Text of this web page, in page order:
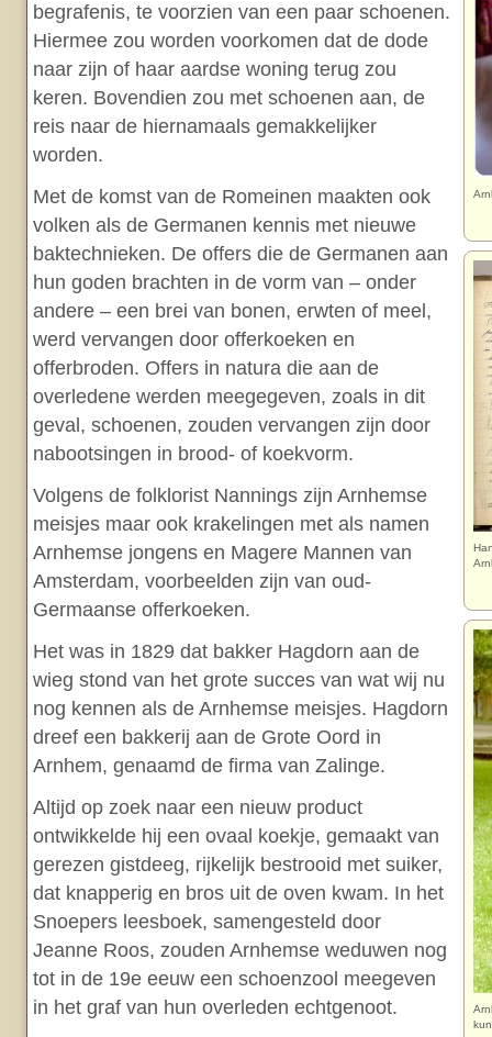
begrafenis, te voorzien van een paar schoenen.
Hiermee zou worden voorkomen dat de dode
naar zijn of haar aardse woning terug zou
keren. Bovendien zou met schoenen aan, de
reis naar de hiernamaals gemakkelijker
worden.
Met de komst van de Romeinen maakten ook
volken als de Germanen kennis met nieuwe
baktechnieken. De offers die de Germanen aan
hun goden brachten in de vorm van – onder
andere – een brei van bonen, erwten of meel,
werd vervangen door offerkoeken en
offerbroden. Offers in natura die aan de
overledene werden meegegeven, zoals in dit
geval, schoenen, zouden vervangen zijn door
nabootsingen in brood- of koekvorm.
Volgens de folklorist Nannings zijn Arnhemse
meisjes maar ook krakelingen met als namen
Arnhemse jongens en Magere Mannen van
Amsterdam, voorbeelden zijn van oud-
Germaanse offerkoeken.
Het was in 1829 dat bakker Hagdorn aan de
wieg stond van het grote succes van wat wij nu
nog kennen als de Arnhemse meisjes. Hagdorn
dreef een bakkerij aan de Grote Oord in
Arnhem, genaamd de firma van Zalinge.
Altijd op zoek naar een nieuw product
ontwikkelde hij een ovaal koekje, gemaakt van
gerezen gistdeeg, rijkelijk bestrooid met suiker,
dat knapperig en bros uit de oven kwam. In het
Snoepers leesboek, samengesteld door
Jeanne Roos, zouden Arnhemse weduwen nog
tot in de 19e eeuw een schoenzool meegeven
in het graf van hun overleden echtgenoot.